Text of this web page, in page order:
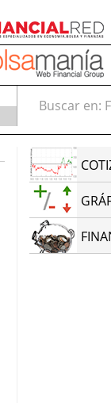
Buscar en: